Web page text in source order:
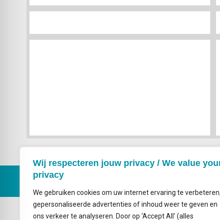
Wij respecteren jouw privacy / We value
privacy
We gebruiken cookies om uw internet ervaring te
gepersonaliseerde advertenties of inhoud weer te geven en
ons verkeer te analyseren. Door op ‘Accept All' (alles
Emailadres
info@probonoconnect.nl